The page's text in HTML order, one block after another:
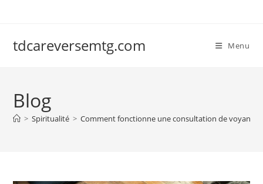
tdcareversemtg.com Menu
Blog
> Spiritualité > Comment fonctionne une consultation de voyance